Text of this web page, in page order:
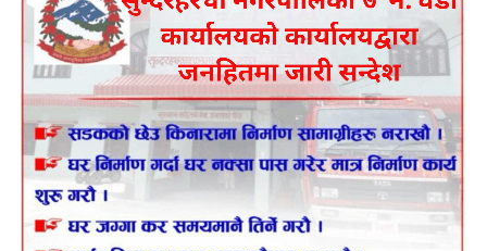
आयोगले विशेष अदालतको फैसलाको कानुनी परीक्षण आवश्यक रहेको भन्दै
अभियोगमा प्रस्तुत प्रमाण र तथ्यका आधारमा पुनरावेदन प्रक्रिया अघि
बढाएको हो।